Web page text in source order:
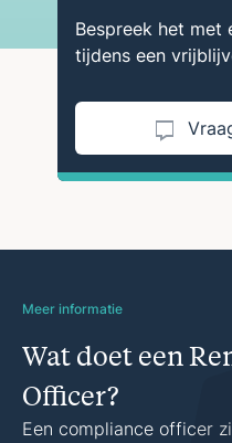
Bespreek het met
tijdens een
Meer informatie
Wat doet een
Officer?
Een compliance officer